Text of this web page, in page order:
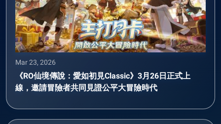
Mar 23, 2026
《RO仙境傳說：愛如初見Classic》3月26日正式上
線，邀請冒險者共同見證公平大冒險時代